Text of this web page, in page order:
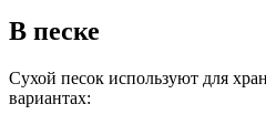
В песке
Сухой песок используют для
вариантах: